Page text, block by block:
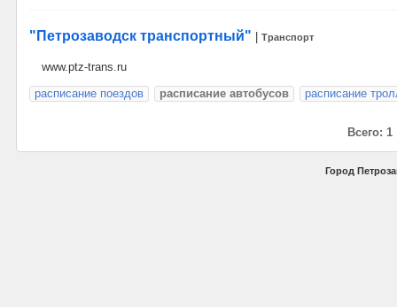
"Петрозаводск транспортный" Транспорт
www.ptz-trans.ru
расписание поездов
расписание автобусов расписание
Всего: 1
Город